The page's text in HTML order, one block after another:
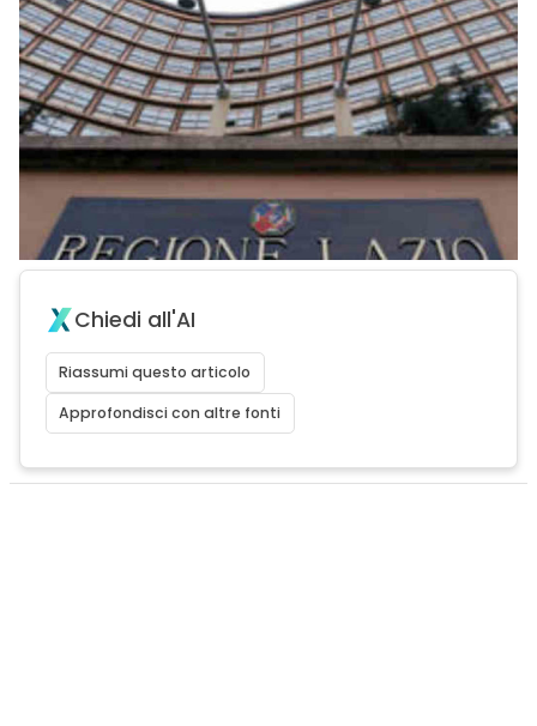
Chiedi all'AI
Riassumi questo articolo
Approfondisci con altre fonti